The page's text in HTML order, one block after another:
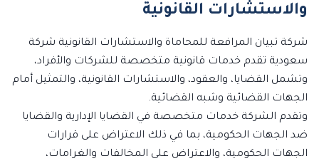
والاستشارات القانونية
شركة تبيان المرافعة للمحاماة والاستشارات القانونية شركة
سعودية تقدم خدمات قانونية متخصصة للشركات والأفراد،
وتشمل القضايا، والعقود، والاستشارات القانونية، والتمثيل أمام
الجهات القضائية وشبه القضائية.
وتقدم الشركة خدمات متخصصة في القضايا الإدارية والقضايا
ضد الجهات الحكومية، بما في ذلك الاعتراض على قرارات
الجهات الحكومية، والاعتراض على المخالفات والغرامات،